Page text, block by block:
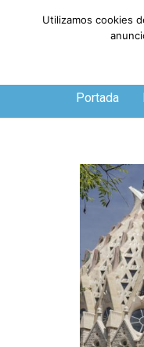
Viernes, 7 de
Portada
Utilizamos cookies